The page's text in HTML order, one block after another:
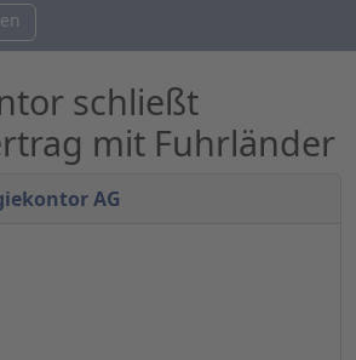
schließt
mit Fuhrländer
AG